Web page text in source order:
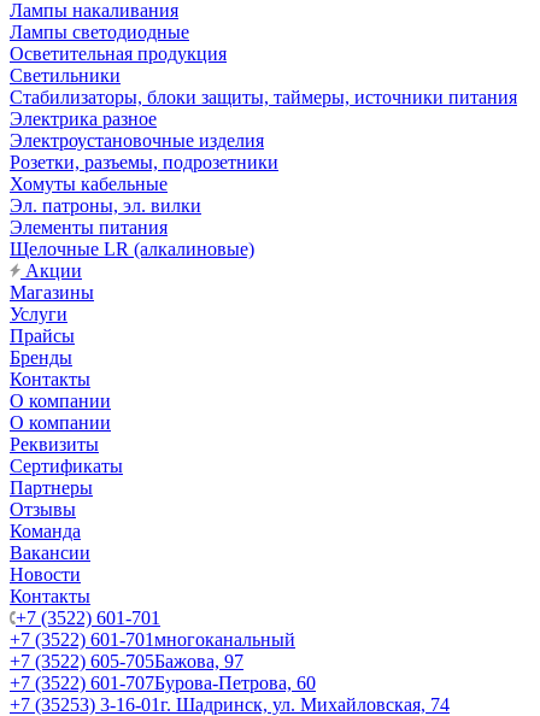
Лампы накаливания
Лампы светодиодные
Осветительная продукция
Светильники
Стабилизаторы, блоки защиты, таймеры, источники питания
Электрика разное
Электроустановочные изделия
Розетки, разъемы, подрозетники
Хомуты кабельные
Эл. патроны, эл. вилки
Элементы питания
Щелочные LR (алкалиновые)
Акции
Магазины
Услуги
Прайсы
Бренды
Контакты
О компании
О компании
Реквизиты
Сертификаты
Партнеры
Отзывы
Команда
Вакансии
Новости
Контакты
+7 (3522) 601-701
+7 (3522) 601-701многоканальный
+7 (3522) 605-705Бажова, 97
+7 (3522) 601-707Бурова-Петрова, 60
+7 (35253) 3-16-01г. Шадринск, ул. Михайловская, 74